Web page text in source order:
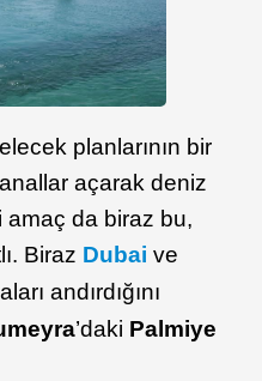
planlarının bir
açarak deniz
amaç da biraz bu,
Biraz Dubai ve
andırdığını
’daki Palmiye